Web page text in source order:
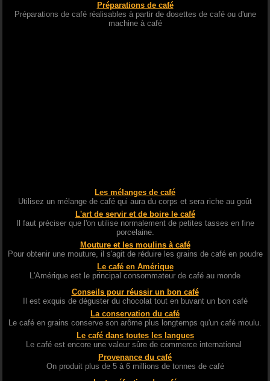
Préparations de café
Préparations de café réalisables à partir de dosettes de café ou d'une
machine à café
Les mélanges de café
Utilisez un mélange de café qui aura du corps et sera riche au goût
L'art de servir et de boire le café
Il faut préciser que l'on utilise normalement de petites tasses en fine
porcelaine.
Mouture et les moulins à café
Pour obtenir une mouture, il s'agit de réduire les grains de café en poudre
Le café en Amérique
L'Amérique est le principal consommateur de café au monde
Conseils pour réussir un bon café
Il est exquis de déguster du chocolat tout en buvant un bon café
La conservation du café
Le café en grains conserve son arôme plus longtemps qu'un café moulu.
Le café dans toutes les langues
Le café est encore une valeur sûre de commerce international
Provenance du café
On produit plus de 5 à 6 millions de tonnes de café